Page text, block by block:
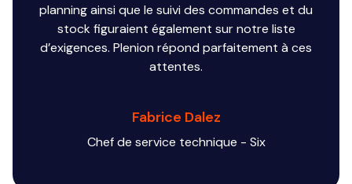
planning ainsi que le suivi des commandes et du
stock figuraient également sur notre liste
d’exigences. Plenion répond parfaitement à ces
attentes.
Fabrice Dalez
Chef de service technique - Six